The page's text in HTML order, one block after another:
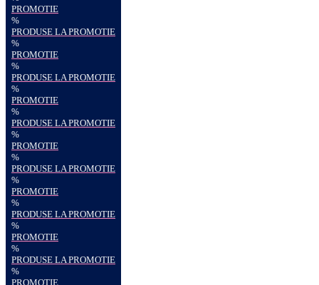
PROMOTIE
%
PRODUSE LA PROMOTIE
%
PROMOTIE
%
PRODUSE LA PROMOTIE
%
PROMOTIE
%
PRODUSE LA PROMOTIE
%
PROMOTIE
%
PRODUSE LA PROMOTIE
%
PROMOTIE
%
PRODUSE LA PROMOTIE
%
PROMOTIE
%
PRODUSE LA PROMOTIE
%
PROMOTIE